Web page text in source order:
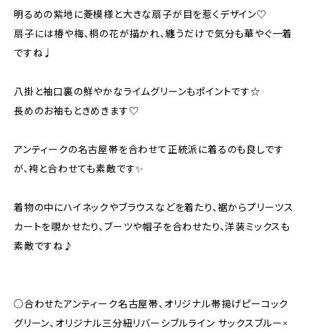
明るめの紫地に菱模様と大きな扇子が目を惹くデザイン♡
扇子には椿や梅、桐の花が描かれ、纏うだけで気分も華やぐ一着
ですね♩
八掛と袖口裏の鮮やかなライムグリーンもポイントです☆
長めのお袖もときめきます♡
アンティークの名古屋帯を合わせて正統派に着るのも良しです
が、袴と合わせても素敵です✨️
着物の中にハイネックやブラウスなどを着たり、裾からプリーツス
カートを覗かせたり、ブーツや帽子を合わせたり、洋装ミックスも
素敵ですね♪
○合わせたアンティーク名古屋帯、オリジナル帯揚げピーコック
グリーン、オリジナル三分紐リバーシブルライン サックスブルー×